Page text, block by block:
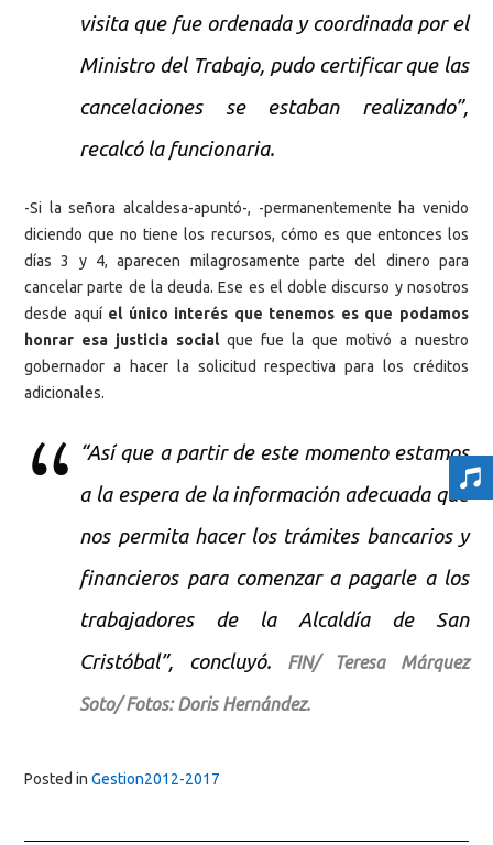
visita que fue ordenada y coordinada por el
Ministro del Trabajo, pudo certificar que las
cancelaciones se estaban realizando”,
recalcó la funcionaria.
-Si la señora alcaldesa-apuntó-, -permanentemente ha venido
diciendo que no tiene los recursos, cómo es que entonces los
días 3 y 4, aparecen milagrosamente parte del dinero para
cancelar parte de la deuda. Ese es el doble discurso y nosotros
desde aquí el único interés que tenemos es que podamos
honrar esa justicia socialque fue la que motivó a nuestro
gobernador a hacer la solicitud respectiva para los créditos
adicionales.
“Así que a partir de este momento estamos
a la espera de la información adecuada que
nos permita hacer los trámites bancarios y
financieros para comenzar a pagarle a los
trabajadores de la Alcaldía de San
Cristóbal”, concluyó.
FIN/ Teresa Márquez
Soto/ Fotos: Doris Hernández.
Posted in Gestion2012-2017